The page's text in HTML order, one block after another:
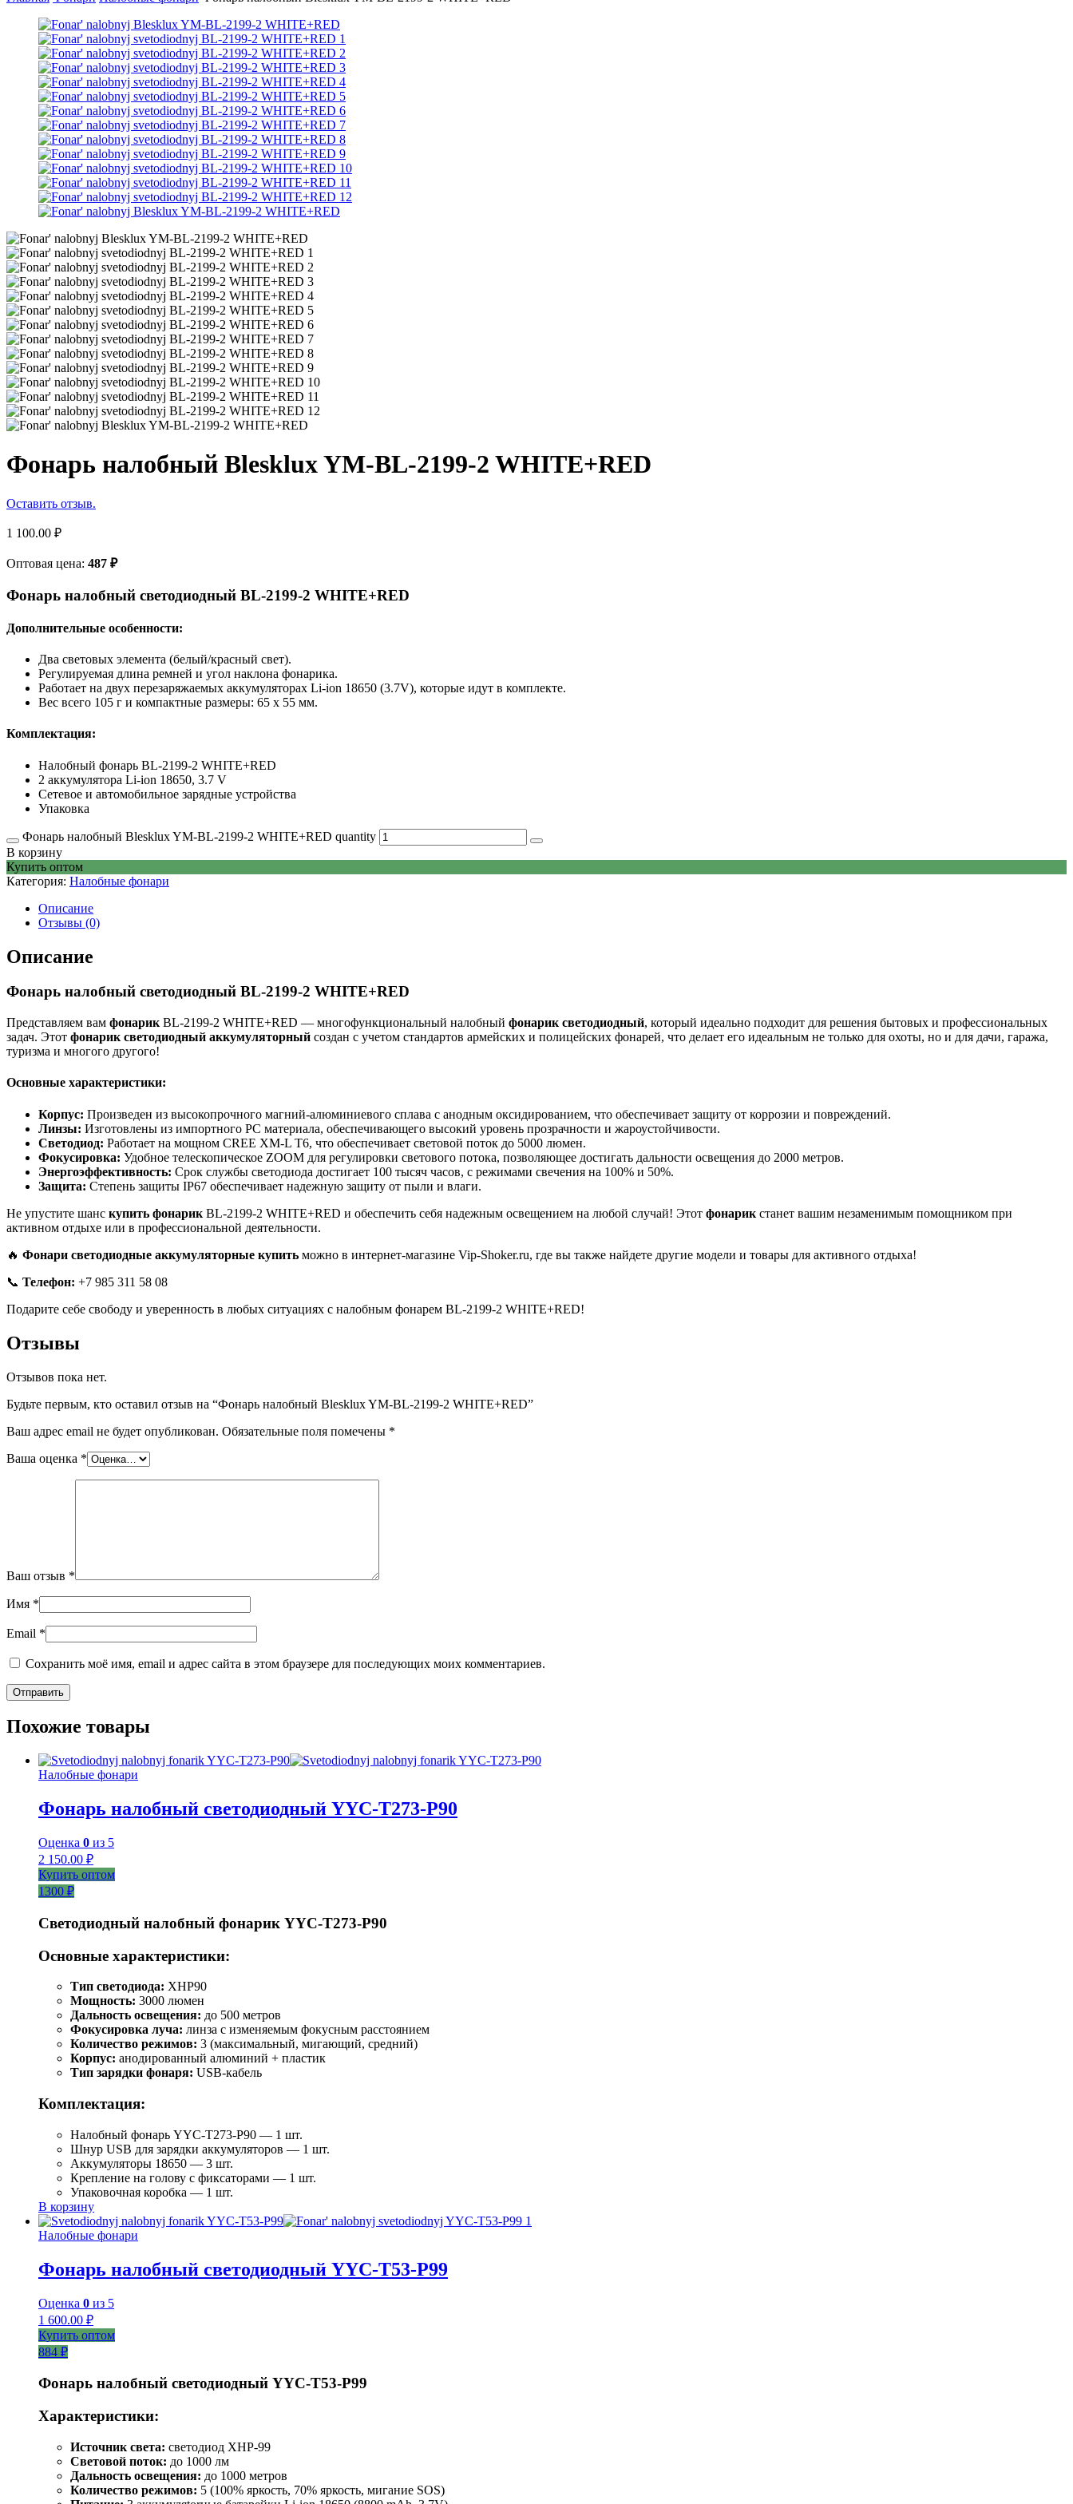
Фонарь налобный Blesklux YM-BL-2199-2 WHITE+RED
Оставить отзыв.
1 100.00 ₽
Оптовая цена: 487 ₽
Фонарь налобный светодиодный BL-2199-2 WHITE+RED
Дополнительные особенности:
Два световых элемента (белый/красный свет).
Регулируемая длина ремней и угол наклона фонарика.
Работает на двух перезаряжаемых аккумуляторах Li-ion 18650 (3.7V), которые идут в комплекте.
Вес всего 105 г и компактные размеры: 65 х 55 мм.
Комплектация:
Налобный фонарь BL-2199-2 WHITE+RED
2 аккумулятора Li-ion 18650, 3.7 V
Сетевое и автомобильное зарядные устройства
Упаковка
Фонарь налобный Blesklux YM-BL-2199-2 WHITE+RED quantity
В корзину
Купить оптом
Категория: Налобные фонари
Описание
Отзывы (0)
Описание
Фонарь налобный светодиодный BL-2199-2 WHITE+RED
Представляем вам фонарик BL-2199-2 WHITE+RED — многофункциональный налобный фонарик светодиодный, который идеально подходит для решения бытовых и профессиональных
задач. Этот фонарик светодиодный аккумуляторный создан с учетом стандартов армейских и полицейских фонарей, что делает его идеальным не только для охоты, но и для дачи, гаража,
туризма и многого другого!
Основные характеристики:
Корпус: Произведен из высокопрочного магний-алюминиевого сплава с анодным оксидированием, что обеспечивает защиту от коррозии и повреждений.
Линзы: Изготовлены из импортного PC материала, обеспечивающего высокий уровень прозрачности и жароустойчивости.
Светодиод: Работает на мощном CREE XM-L T6, что обеспечивает световой поток до 5000 люмен.
Фокусировка: Удобное телескопическое ZOOM для регулировки светового потока, позволяющее достигать дальности освещения до 2000 метров.
Энергоэффективность: Срок службы светодиода достигает 100 тысяч часов, с режимами свечения на 100% и 50%.
Защита: Степень защиты IP67 обеспечивает надежную защиту от пыли и влаги.
Не упустите шанс купить фонарик BL-2199-2 WHITE+RED и обеспечить себя надежным освещением на любой случай! Этот фонарик станет вашим незаменимым помощником при
активном отдыхе или в профессиональной деятельности.
🔥 Фонари светодиодные аккумуляторные купить можно в интернет-магазине Vip-Shoker.ru, где вы также найдете другие модели и товары для активного отдыха!
📞 Телефон: +7 985 311 58 08
Подарите себе свободу и уверенность в любых ситуациях с налобным фонарем BL-2199-2 WHITE+RED!
Отзывы
Отзывов пока нет.
Будьте первым, кто оставил отзыв на “Фонарь налобный Blesklux YM-BL-2199-2 WHITE+RED”
Ваш адрес email не будет опубликован. Обязательные поля помечены *
Ваша оценка *
Ваш отзыв *
Имя *
Email *
Сохранить моё имя, email и адрес сайта в этом браузере для последующих моих комментариев.
Похожие товары
Налобные фонари
Фонарь налобный светодиодный YYC-T273-P90
Оценка 0 из 5
2 150.00 ₽
Купить оптом
1300 ₽
Светодиодный налобный фонарик YYC-T273-P90
Основные характеристики:
Тип светодиода: XHP90
Мощность: 3000 люмен
Дальность освещения: до 500 метров
Фокусировка луча: линза с изменяемым фокусным расстоянием
Количество режимов: 3 (максимальный, мигающий, средний)
Корпус: анодированный алюминий + пластик
Тип зарядки фонаря: USB-кабель
Комплектация:
Налобный фонарь YYC-T273-P90 — 1 шт.
Шнур USB для зарядки аккумуляторов — 1 шт.
Аккумуляторы 18650 — 3 шт.
Крепление на голову с фиксаторами — 1 шт.
Упаковочная коробка — 1 шт.
В корзину
Налобные фонари
Фонарь налобный светодиодный YYC-T53-P99
Оценка 0 из 5
1 600.00 ₽
Купить оптом
884 ₽
Фонарь налобный светодиодный YYC-T53-P99
Характеристики:
Источник света: светодиод XHP-99
Световой поток: до 1000 лм
Дальность освещения: до 1000 метров
Количество режимов: 5 (100% яркость, 70% яркость, мигание SOS)